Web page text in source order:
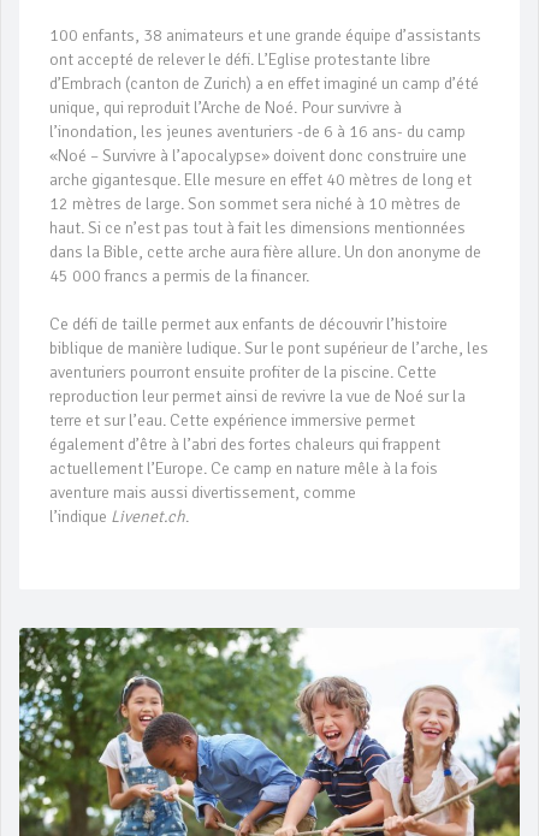
100 enfants, 38 animateurs et une grande équipe d’assistants
ont accepté de relever le défi. L’Eglise protestante libre
d’Embrach (canton de Zurich) a en effet imaginé un camp d’été
unique, qui reproduit l’Arche de Noé. Pour survivre à
l’inondation, les jeunes aventuriers -de 6 à 16 ans- du camp
«Noé – Survivre à l’apocalypse» doivent donc construire une
arche gigantesque. Elle mesure en effet 40 mètres de long et
12 mètres de large. Son sommet sera niché à 10 mètres de
haut. Si ce n’est pas tout à fait les dimensions mentionnées
dans la Bible, cette arche aura fière allure. Un don anonyme de
45 000 francs a permis de la financer.
Ce défi de taille permet aux enfants de découvrir l’histoire
biblique de manière ludique. Sur le pont supérieur de l’arche, les
aventuriers pourront ensuite profiter de la piscine. Cette
reproduction leur permet ainsi de revivre la vue de Noé sur la
terre et sur l’eau. Cette expérience immersive permet
également d’être à l’abri des fortes chaleurs qui frappent
actuellement l’Europe. Ce camp en nature mêle à la fois
aventure mais aussi divertissement, comme
l’indique Livenet.ch.